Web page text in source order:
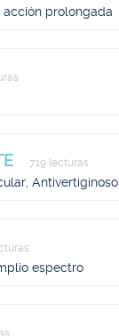
prolongada
719 lecturas
Antivertiginoso
espectro